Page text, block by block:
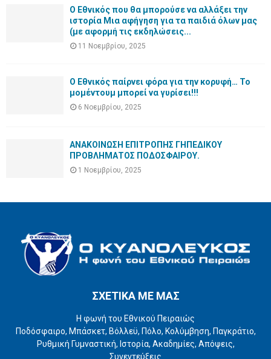
Ο Εθνικός που θα μπορούσε να αλλάξει την
ιστορία Μια αφήγηση για τα παιδιά όλων μας
(με αφορμή τις εκδηλώσεις...
11 Νοεμβρίου, 2025
Ο Εθνικός παίρνει φόρα για την κορυφή… Το
μομέντουμ μπορεί να γυρίσει!!!
6 Νοεμβρίου, 2025
ΑΝΑΚΟΙΝΩΣΗ ΕΠΙΤΡΟΠΗΣ ΓΗΠΕΔΙΚΟΥ
ΠΡΟΒΛΗΜΑΤΟΣ ΠΟΔΟΣΦΑΙΡΟΥ.
1 Νοεμβρίου, 2025
ΣΧΕΤΙΚΑ ΜΕ ΜΑΣ
Η φωνή του Εθνικού Πειραιώς
Ποδόσφαιρο, Μπάσκετ, Βόλλεϋ, Πόλο, Κολύμβηση, Παγκράτιο,
Ρυθμική Γυμναστική, Ιστορία, Ακαδημίες, Απόψεις,
Συνεντεύξεις